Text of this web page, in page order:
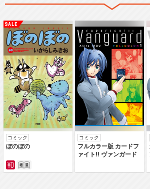
コミック
ぼのぼの
コミック
フルカラー版 カードフ
ァイト‼ ヴァンガード